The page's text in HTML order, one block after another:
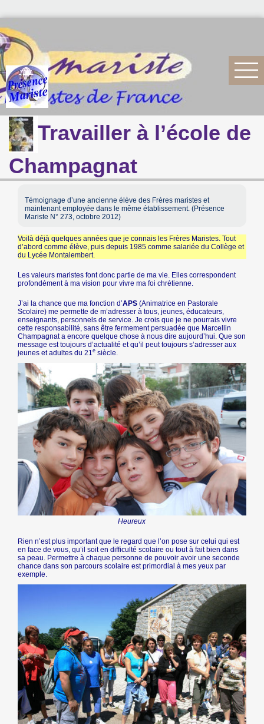
Travailler à l’école de
Champagnat
Témoignage d’une ancienne élève des Frères maristes et
maintenant employée dans le même établissement. (Présence
Mariste N° 273, octobre 2012)
Voilà déjà quelques années que je connais les Frères Maristes. Tout
d’abord comme élève, puis depuis 1985 comme salariée du Collège et
du Lycée Montalembert.
Les valeurs maristes font donc partie de ma vie. Elles correspondent
profondément à ma vision pour vivre ma foi chrétienne.
J’ai la chance que ma fonction d’APS (Animatrice en Pastorale
Scolaire) me permette de m’adresser à tous, jeunes, éducateurs,
enseignants, personnels de service. Je crois que je ne pourrais vivre
cette responsabilité, sans être fermement persuadée que Marcellin
Champagnat a encore quelque chose à nous dire aujourd’hui. Que son
message est toujours d’actualité et qu’il peut toujours s’adresser aux
jeunes et adultes du 21e siècle.
Heureux
Rien n’est plus important que le regard que l’on pose sur celui qui est
en face de vous, qu’il soit en difficulté scolaire ou tout à fait bien dans
sa peau. Permettre à chaque personne de pouvoir avoir une seconde
chance dans son parcours scolaire est primordial à mes yeux par
exemple.